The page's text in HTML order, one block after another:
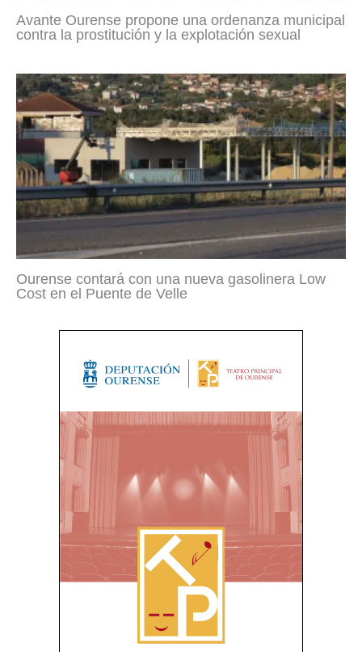
Avante Ourense propone una ordenanza municipal
contra la prostitución y la explotación sexual
Ourense contará con una nueva gasolinera Low
Cost en el Puente de Velle